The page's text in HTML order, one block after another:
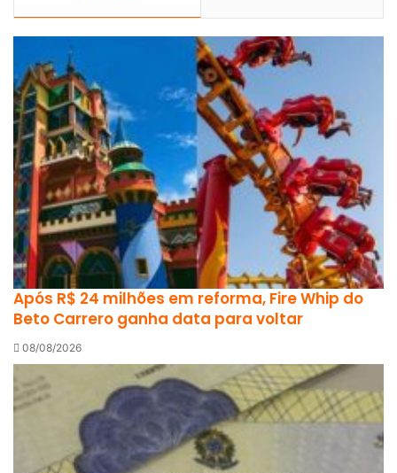
Após R$ 24 milhões em reforma, Fire Whip do
Beto Carrero ganha data para voltar
08/08/2026